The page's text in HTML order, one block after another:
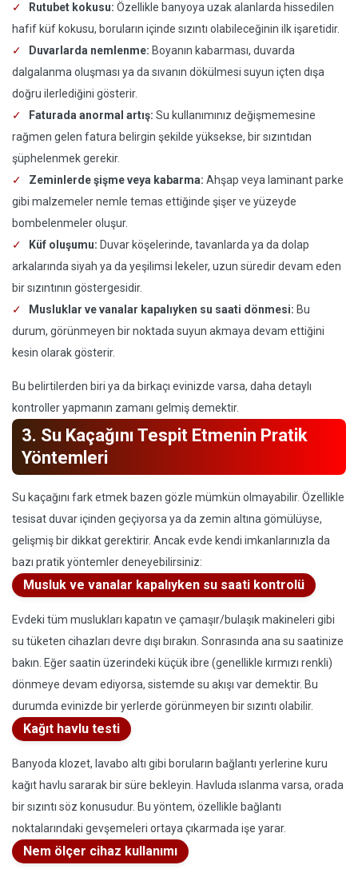
Rutubet kokusu: Özellikle banyoya uzak alanlarda hissedilen
hafif küf kokusu, boruların içinde sızıntı olabileceğinin ilk işaretidir.
Duvarlarda nemlenme: Boyanın kabarması, duvarda
dalgalanma oluşması ya da sıvanın dökülmesi suyun içten dışa
doğru ilerlediğini gösterir.
Faturada anormal artış: Su kullanımınız değişmemesine
rağmen gelen fatura belirgin şekilde yüksekse, bir sızıntıdan
şüphelenmek gerekir.
Zeminlerde şişme veya kabarma: Ahşap veya laminant parke
gibi malzemeler nemle temas ettiğinde şişer ve yüzeyde
bombelenmeler oluşur.
Küf oluşumu: Duvar köşelerinde, tavanlarda ya da dolap
arkalarında siyah ya da yeşilimsi lekeler, uzun süredir devam eden
bir sızıntının göstergesidir.
Musluklar ve vanalar kapalıyken su saati dönmesi: Bu
durum, görünmeyen bir noktada suyun akmaya devam ettiğini
kesin olarak gösterir.
Bu belirtilerden biri ya da birkaçı evinizde varsa, daha detaylı
kontroller yapmanın zamanı gelmiş demektir.
3. Su Kaçağını Tespit Etmenin Pratik
Yöntemleri
Su kaçağını fark etmek bazen gözle mümkün olmayabilir. Özellikle
tesisat duvar içinden geçiyorsa ya da zemin altına gömülüyse,
gelişmiş bir dikkat gerektirir. Ancak evde kendi imkanlarınızla da
bazı pratik yöntemler deneyebilirsiniz:
Musluk ve vanalar kapalıyken su saati kontrolü
Evdeki tüm muslukları kapatın ve çamaşır/bulaşık makineleri gibi
su tüketen cihazları devre dışı bırakın. Sonrasında ana su saatinize
bakın. Eğer saatin üzerindeki küçük ibre (genellikle kırmızı renkli)
dönmeye devam ediyorsa, sistemde su akışı var demektir. Bu
durumda evinizde bir yerlerde görünmeyen bir sızıntı olabilir.
Kağıt havlu testi
Banyoda klozet, lavabo altı gibi boruların bağlantı yerlerine kuru
kağıt havlu sararak bir süre bekleyin. Havluda ıslanma varsa, orada
bir sızıntı söz konusudur. Bu yöntem, özellikle bağlantı
noktalarındaki gevşemeleri ortaya çıkarmada işe yarar.
Nem ölçer cihaz kullanımı